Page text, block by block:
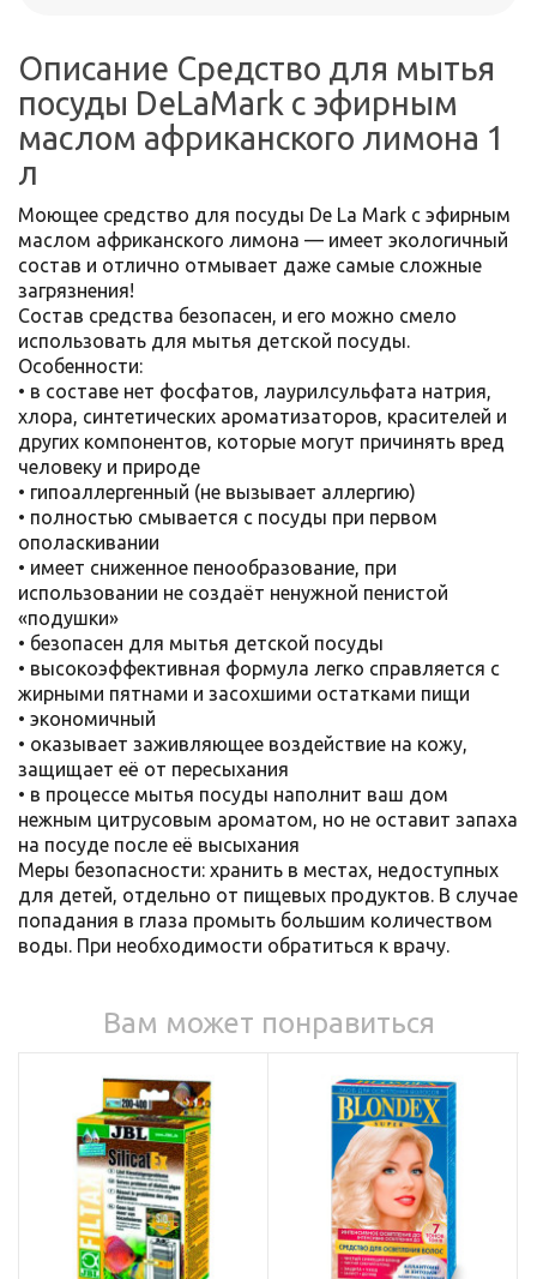
Описание Средство для мытья
посуды DeLaMark с эфирным
маслом африканского лимона 1
л
Моющее средство для посуды De La Mark с эфирным
маслом африканского лимона — имеет экологичный
состав и отлично отмывает даже самые сложные
загрязнения!
Состав средства безопасен, и его можно смело
использовать для мытья детской посуды.
Особенности:
• в составе нет фосфатов, лаурилсульфата натрия,
хлора, синтетических ароматизаторов, красителей и
других компонентов, которые могут причинять вред
человеку и природе
• гипоаллергенный (не вызывает аллергию)
• полностью смывается с посуды при первом
ополаскивании
• имеет сниженное пенообразование, при
использовании не создаёт ненужной пенистой
«подушки»
• безопасен для мытья детской посуды
• высокоэффективная формула легко справляется с
жирными пятнами и засохшими остатками пищи
• экономичный
• оказывает заживляющее воздействие на кожу,
защищает её от пересыхания
• в процессе мытья посуды наполнит ваш дом
нежным цитрусовым ароматом, но не оставит запаха
на посуде после её высыхания
Меры безопасности: хранить в местах, недоступных
для детей, отдельно от пищевых продуктов. В случае
попадания в глаза промыть большим количеством
воды. При необходимости обратиться к врачу.
Вам может понравиться